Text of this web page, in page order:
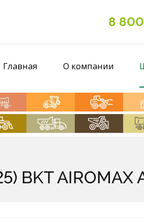
8
Главная О компании
BKT AIROMAX